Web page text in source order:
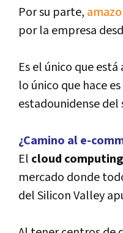
Por su parte,
por la empresa
Es el único que
lo único que hace
estadounidense del
¿Camino al e-
El cloud computing
mercado donde
del Silicon Valley